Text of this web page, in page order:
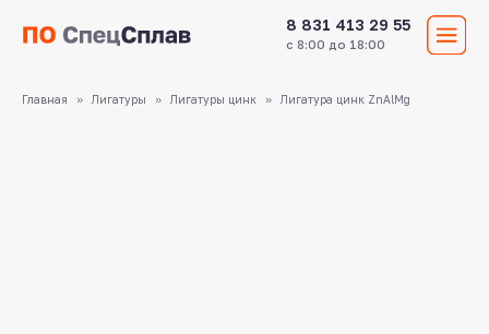
8 831 413 29 55
Главная Лигатуры Лигатуры цинк Лигатура цинк ZnAlMg